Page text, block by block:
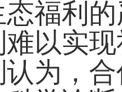
福利
以实
为，